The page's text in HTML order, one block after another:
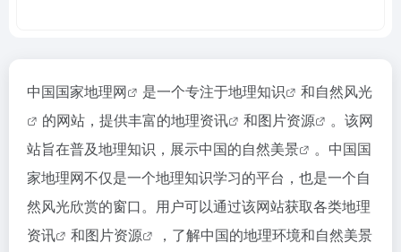
中国国家地理网 是一个专注于地理知识 和自然风光
的网站，提供丰富的地理资讯 和图片资源
。该网
站旨在普及地理知识，展示中国的自然美景
。中国国
家地理网不仅是一个地理知识学习的平台，也是一个自
然风光欣赏的窗口。用户可以通过该网站获取各类地理
资讯
和图片资源 ，了解中国的地理环境和自然美景